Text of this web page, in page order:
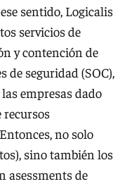
sentido, Logicalis
servicios de
y contención de
de seguridad (SOC),
empresas dado
recursos
no solo
sino también los
asessments de